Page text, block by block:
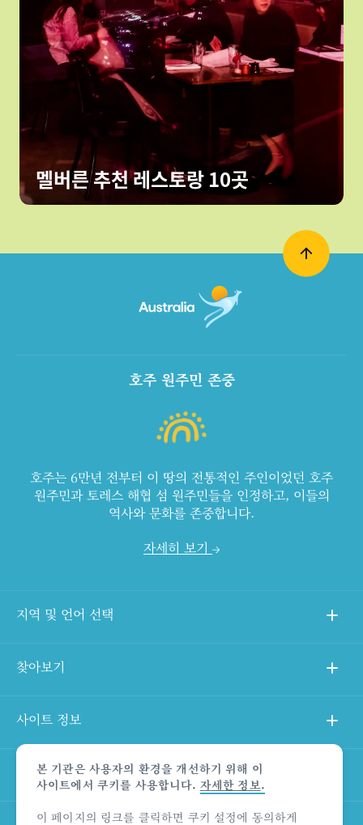
멜버른 추천 레스토랑 10곳
본 기관은 사용자의 환경을 개선하기 위해 이
사이트에서 쿠키를 사용합니다. 자세한 정보.
이 페이지의 링크를 클릭하면 쿠키 설정에 동의하게
호주 원주민 존중
호주는 6만년 전부터 이 땅의 전통적인 주인이었던 호주
원주민과 토레스 해협 섬 원주민들을 인정하고, 이들의
역사와 문화를 존중합니다.
자세히 보기
지역 및 언어 선택
찾아보기
사이트 정보
다른 사이트